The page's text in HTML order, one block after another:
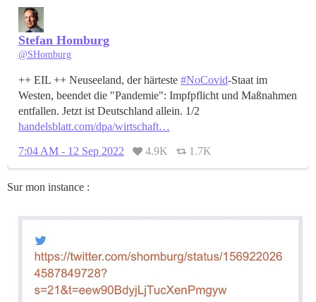
Stefan Homburg
@SHomburg
++ EIL ++ Neuseeland, der härteste #NoCovid-Staat im
Westen, beendet die "Pandemie": Impfpflicht und Maßnahmen
handelsblatt.com/dpa/wirtschaft…
7:04 AM - 12 Sep 2022 4.9K 1.7K
Sur mon instance :